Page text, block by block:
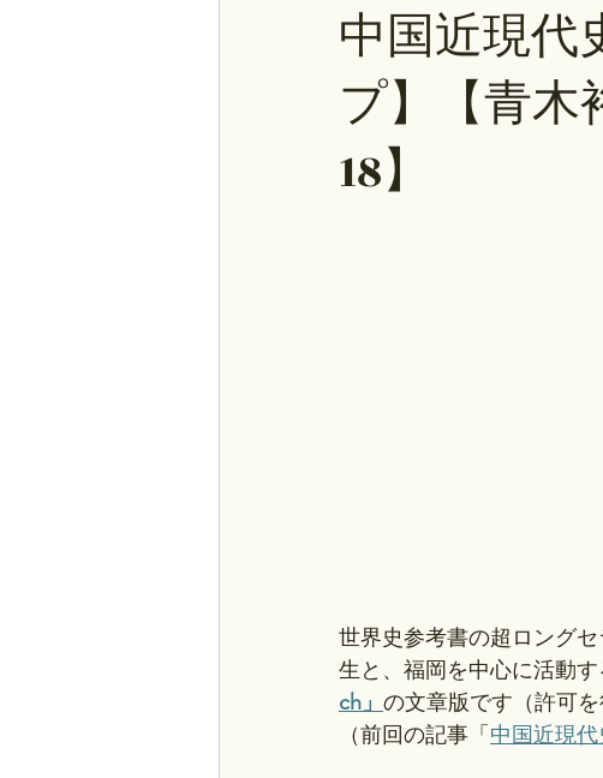
青木裕司と中島浩二の世界史ch 総理
レトロゲーム
中国近現
プ】【青木
18】
世界史参考書の超ロングセ
生と、福岡を中心に活動す
ch」 の文章版です（許可を
（前回の記事「 中国近現代